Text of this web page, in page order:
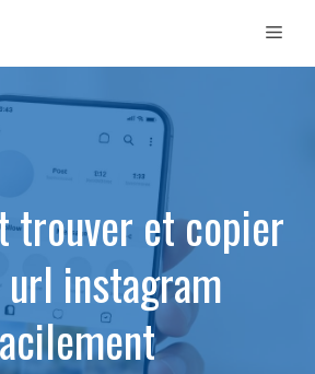
trouver et copier
instagram